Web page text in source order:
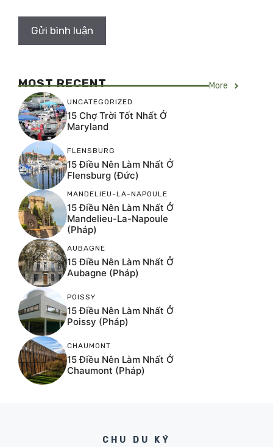
MOST RECENT More
UNCATEGORIZED
15 Chợ Trời Tốt Nhất Ở
Maryland
FLENSBURG
15 Điều Nên Làm Nhất Ở
Flensburg (Đức)
MANDELIEU-LA-NAPOULE
15 Điều Nên Làm Nhất Ở
Mandelieu-La-Napoule
(Pháp)
AUBAGNE
15 Điều Nên Làm Nhất Ở
Aubagne (Pháp)
POISSY
15 Điều Nên Làm Nhất Ở
Poissy (Pháp)
CHAUMONT
15 Điều Nên Làm Nhất Ở
Chaumont (Pháp)
CHU DU KÝ